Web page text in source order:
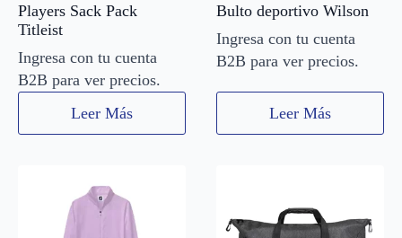
Players Sack Pack
Titleist
Ingresa con tu cuenta
B2B para ver precios.
Leer Más
Bulto deportivo Wilson
Ingresa con tu cuenta
B2B para ver precios.
Leer Más